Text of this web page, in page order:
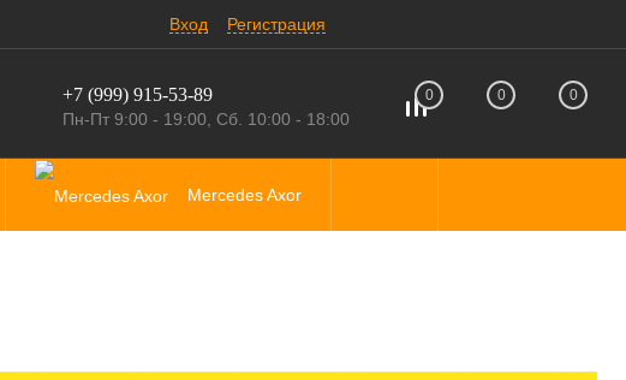
Вход Регистрация
+7 (999) 915-53-89
Пн-Пт 9:00 - 19:00, Сб. 10:00 - 18:00
0 0 0
Mercedes Axor